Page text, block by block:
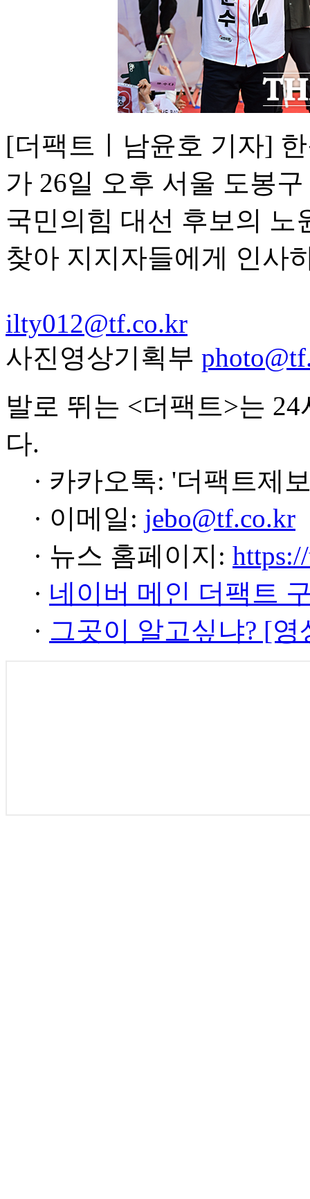
[더팩트ㅣ남윤호 기자]
가 26일 오후 서울 도봉
국민의힘 대선 후보의 노
찾아 지지자들에게 인사
ilty012@tf.co.kr
사진영상기획부
발로 뛰는 <더팩트>는
다.
· 카카오톡: '더팩트제
· 이메일: jebo@tf.co.kr
· 뉴스 홈페이지:
· 네이버 메인 더팩트
· 그곳이 알고싶냐? [